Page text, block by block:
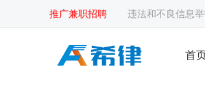
推广兼职招聘 违法和不良信息
首